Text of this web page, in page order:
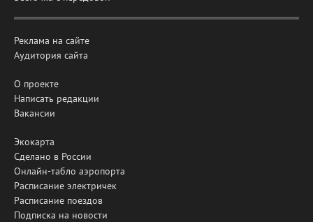
Реклама на сайте
Аудитория сайта
О проекте
Написать редакции
Вакансии
Экокарта
Сделано в России
Онлайн-табло аэропорта
Расписание электричек
Расписание поездов
Подписка на новости